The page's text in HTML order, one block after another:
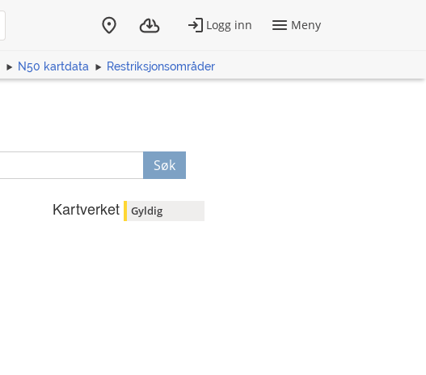
N50 kartdata Restriksjonsområder
Søk
Kartverket Gyldig